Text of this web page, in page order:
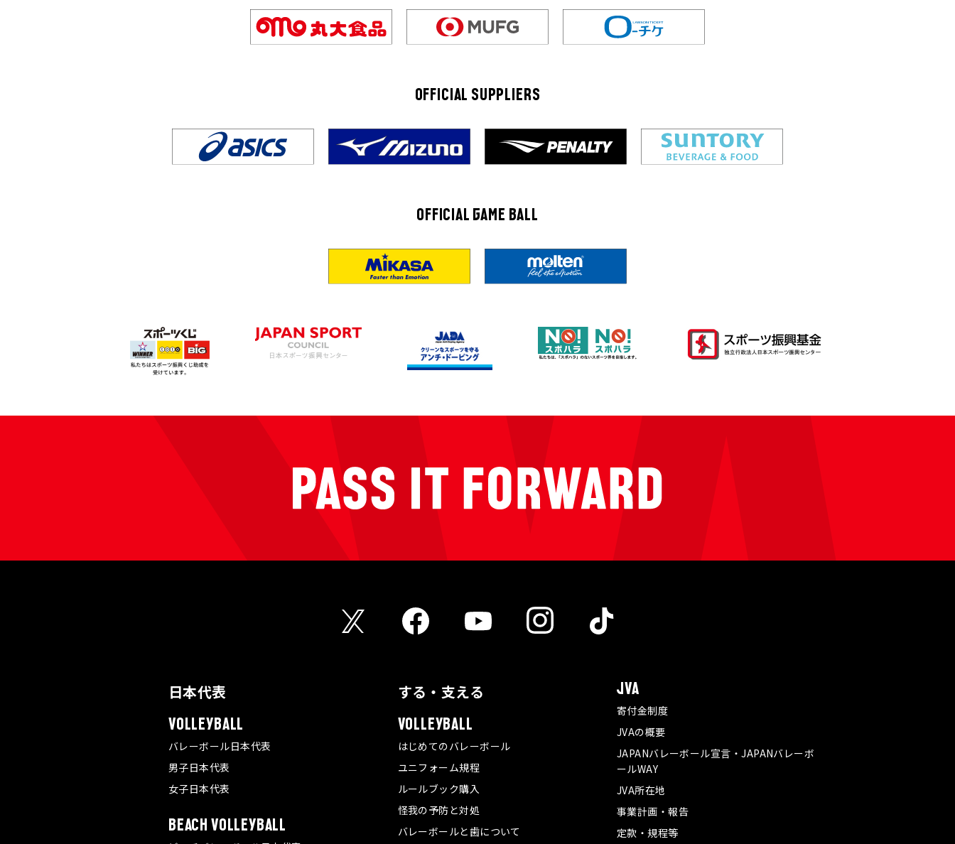
OFFICIAL SUPPLIERS
OFFICIAL GAME BALL
日本代表
VOLLEYBALL
バレーボール日本代表
男子日本代表
女子日本代表
BEACH VOLLEYBALL
する・支える
VOLLEYBALL
はじめてのバレーボール
ユニフォーム規程
ルールブック購入
怪我の予防と対処
バレーボールと歯について
JVA
寄付金制度
JVAの概要
JAPANバレーボール宣言・JAPANバレーボ
ールWAY
JVA所在地
事業計画・報告
定款・規程等